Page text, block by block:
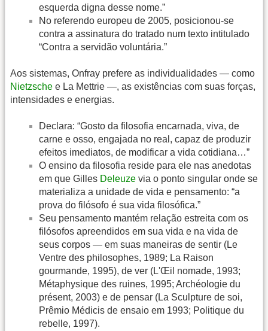
esquerda digna desse nome.”
No referendo europeu de 2005, posicionou-se
contra a assinatura do tratado num texto intitulado
“Contra a servidão voluntária.”
Aos sistemas, Onfray prefere as individualidades — como
Nietzsche e La Mettrie —, as existências com suas forças,
intensidades e energias.
Declara: “Gosto da filosofia encarnada, viva, de
carne e osso, engajada no real, capaz de produzir
efeitos imediatos, de modificar a vida cotidiana…”
O ensino da filosofia reside para ele nas anedotas
em que Gilles Deleuze via o ponto singular onde se
materializa a unidade de vida e pensamento: “a
prova do filósofo é sua vida filosófica.”
Seu pensamento mantém relação estreita com os
filósofos apreendidos em sua vida e na vida de
seus corpos — em suas maneiras de sentir (Le
Ventre des philosophes, 1989; La Raison
gourmande, 1995), de ver (L'Œil nomade, 1993;
Métaphysique des ruines, 1995; Archéologie du
présent, 2003) e de pensar (La Sculpture de soi,
Prêmio Médicis de ensaio em 1993; Politique du
rebelle, 1997).